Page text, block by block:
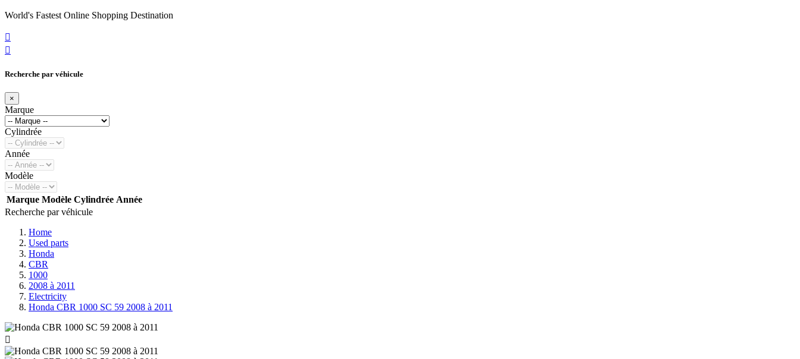
World's Fastest Online Shopping Destination


Recherche par véhicule
×
Marque
Cylindrée
Année
Modèle
Marque Modèle Cylindrée Année
Recherche par véhicule
Home
Used parts
Honda
CBR
1000
2008 à 2011
Electricity
Honda CBR 1000 SC 59 2008 à 2011
